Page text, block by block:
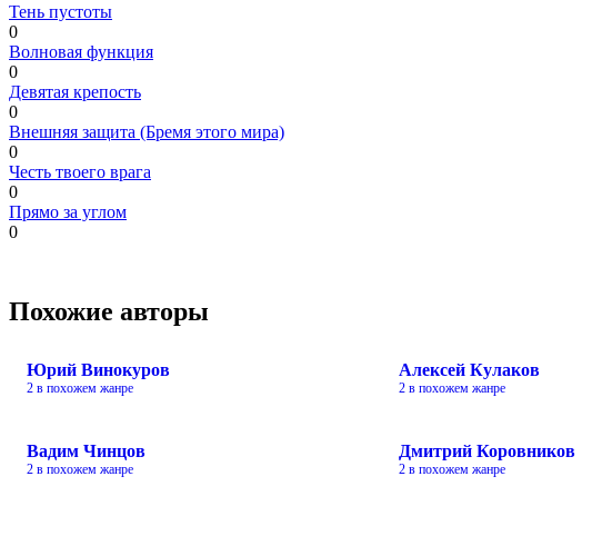
Тень пустоты
0
Волновая функция
0
Девятая крепость
0
Внешняя защита (Бремя этого мира)
0
Честь твоего врага
0
Прямо за углом
0
Похожие авторы
Юрий Винокуров
2 в похожем жанре
Алексей Кулаков
2 в похожем жанре
Вадим Чинцов
2 в похожем жанре
Дмитрий Коровников
2 в похожем жанре